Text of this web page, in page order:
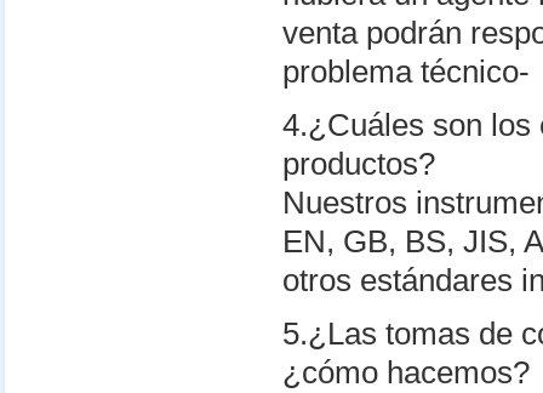
venta podrán
problema técnico-
4.¿Cuáles son los
productos?
Nuestros
EN, GB, BS, JIS,
otros estándares
5.¿Las tomas de
¿cómo hacemos?